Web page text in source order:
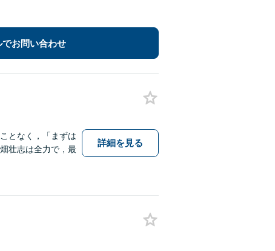
でお問い合わせ
となく，「まずは
壮志は全力で，最
詳細を見る